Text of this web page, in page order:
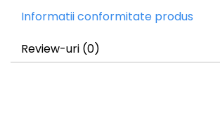
Informatii conformitate produs
Review-uri (0)